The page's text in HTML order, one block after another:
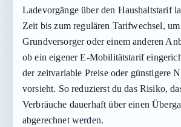
Ladevorgänge über den Haushaltstarif
Zeit bis zum regulären Tarifwechsel,
Grundversorger oder einem anderen
ob ein eigener E-Mobilitätstarif
der zeitvariable Preise oder günstigere
vorsieht. So reduzierst du das Risiko,
Verbräuche dauerhaft über einen
abgerechnet werden.